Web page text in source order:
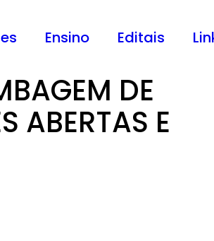
Ensino Editais
DE
ABERTAS E